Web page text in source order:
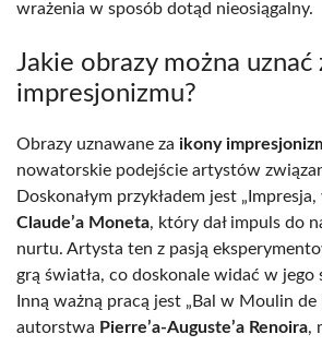
wrażenia w sposób dotąd nieosiągalny.
Jakie obrazy można uznać
impresjonizmu?
Obrazy uznawane za ikony
nowatorskie podejście artystów
Doskonałym przykładem jest
Claude’a Moneta, który dał impuls do
nurtu. Artysta ten z pasją
grą światła, co doskonale widać w jego
Inną ważną pracą jest „Bal w Moulin de
autorstwa Pierre’a-Auguste’a Renoira,